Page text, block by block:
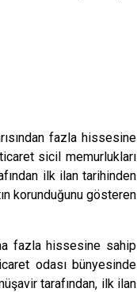
fazla hissesine
sicil memurlukları
ilk ilan tarihinden
korunduğunu gösteren
fazla hissesine sahip
odası bünyesinde
tarafından, ilk ilan